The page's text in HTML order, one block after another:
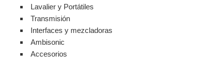
Lavalier y Portátiles
Transmisión
Interfaces y mezcladoras
Ambisonic
Accesorios